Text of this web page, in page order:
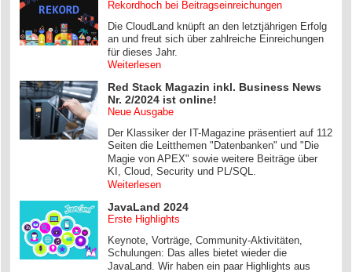
Rekordhoch bei Beitragseinreichungen
Die CloudLand knüpft an den letztjährigen Erfolg
an und freut sich über zahlreiche Einreichungen
für dieses Jahr.
Weiterlesen
Red Stack Magazin inkl. Business News
Nr. 2/2024 ist online!
Neue Ausgabe
Der Klassiker der IT-Magazine präsentiert auf 112
Seiten die Leitthemen "Datenbanken" und "Die
Magie von APEX" sowie weitere Beiträge über
KI, Cloud, Security und PL/SQL.
Weiterlesen
JavaLand 2024
Erste Highlights
Keynote, Vorträge, Community-Aktivitäten,
Schulungen: Das alles bietet wieder die
JavaLand. Wir haben ein paar Highlights aus